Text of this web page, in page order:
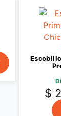
$